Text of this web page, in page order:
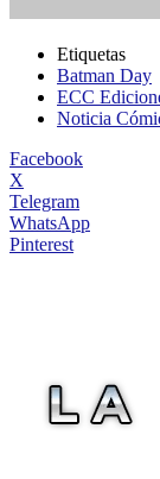
Etiquetas
Batman Day
ECC
Noticia
Facebook
X
Telegram
WhatsApp
Pinterest